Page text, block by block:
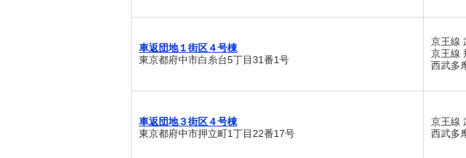
車返団地１街区４号棟
東京都府中市白糸台5丁目31番1号
京王線
京王線
西武多
車返団地３街区４号棟
東京都府中市押立町1丁目22番17号
京王線
西武多